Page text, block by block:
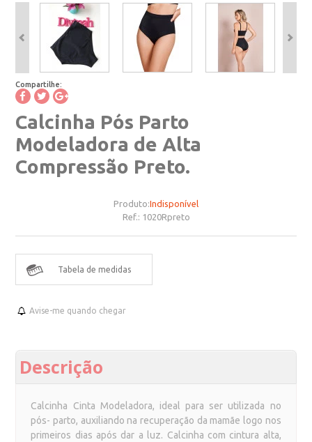
Compartilhe:
Calcinha Pós Parto
Modeladora de Alta
Compressão Preto.
Produto:Indisponível
Ref.: 1020Rpreto
Tabela de medidas
Avise-me quando chegar
Descrição
Calcinha Cinta Modeladora, ideal para ser utilizada no
pós- parto, auxiliando na recuperação da mamãe logo nos
primeiros dias após dar a luz. Calcinha com cintura alta,